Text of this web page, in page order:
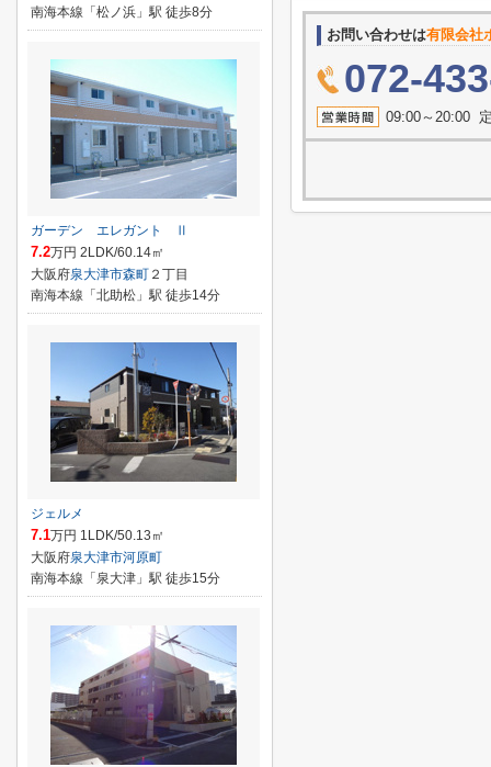
お問い合わせは有限会社
072-
09:00～20:00
南海本線「松ノ浜」駅 徒歩8分
ガーデン エレガント Ⅱ
7.2万円 2LDK/60.14㎡
大阪府泉大津市森町 ２丁目
南海本線「北助松」駅 徒歩14分
ジェルメ
7.1万円 1LDK/50.13㎡
大阪府泉大津市河原町
南海本線「泉大津」駅 徒歩15分